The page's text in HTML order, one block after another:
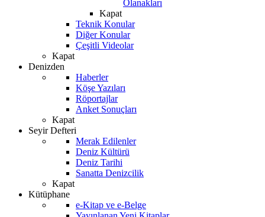
Olanakları
Kapat
Teknik Konular
Diğer Konular
Çeşitli Videolar
Kapat
Denizden
Haberler
Köşe Yazıları
Röportajlar
Anket Sonuçları
Kapat
Seyir Defteri
Merak Edilenler
Deniz Kültürü
Deniz Tarihi
Sanatta Denizcilik
Kapat
Kütüphane
e-Kitap ve e-Belge